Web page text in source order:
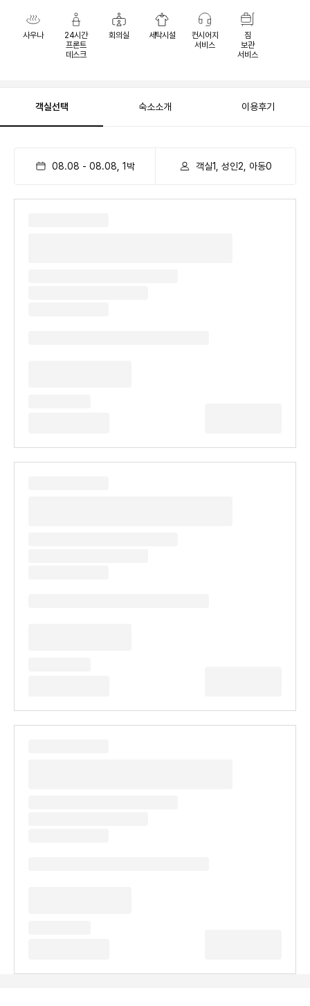
사우나
24시간
프론트
데스크
회의실 세탁시설
컨시어지
서비스
짐
보관
서비스
객실선택 숙소소개 이용후기
08.08 - 08.08 1 박 객실1, 성인2, 아동0